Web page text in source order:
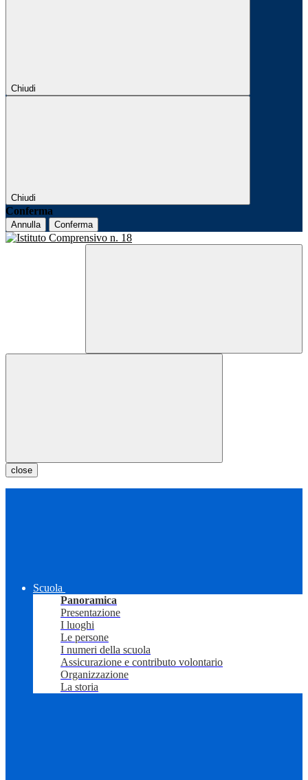
Chiudi
Chiudi
Conferma
Annulla Conferma
close
Scuola
Panoramica
Presentazione
I luoghi
Le persone
I numeri della scuola
Assicurazione e contributo volontario
Organizzazione
La storia